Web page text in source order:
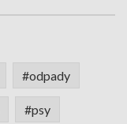
#odpady
#psy